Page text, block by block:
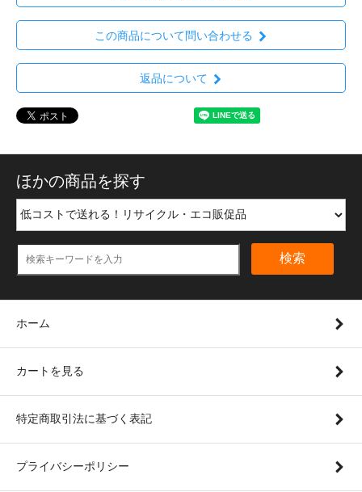
この商品について問い合わせる
返品について
ほかの商品を探す
検索
ホーム
カートを見る
特定商取引法に基づく表記
プライバシーポリシー